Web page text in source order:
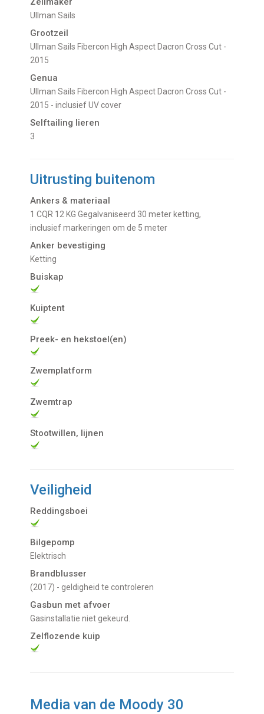
Ullman Sails
Grootzeil
Ullman Sails Fibercon High Aspect Dacron Cross Cut -
2015
Genua
Ullman Sails Fibercon High Aspect Dacron Cross Cut -
2015 - inclusief UV cover
Selftailing lieren
3
Uitrusting buitenom
Ankers & materiaal
1 CQR 12 KG Gegalvaniseerd 30 meter ketting,
inclusief markeringen om de 5 meter
Anker bevestiging
Ketting
Buiskap
Kuiptent
Preek- en hekstoel(en)
Zwemplatform
Zwemtrap
Stootwillen, lijnen
Veiligheid
Reddingsboei
Bilgepomp
Elektrisch
Brandblusser
(2017) - geldigheid te controleren
Gasbun met afvoer
Gasinstallatie niet gekeurd.
Zelflozende kuip
Media van de Moody 30